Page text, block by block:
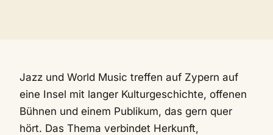
Jazz und World Music treffen auf Zypern auf
eine Insel mit langer Kulturgeschichte, offenen
Bühnen und einem Publikum, das gern quer
hört. Das Thema verbindet Herkunft,